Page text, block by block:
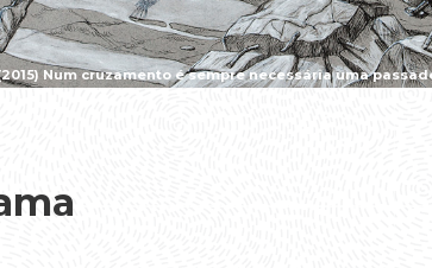
Num cruzamento é sempre necessária uma